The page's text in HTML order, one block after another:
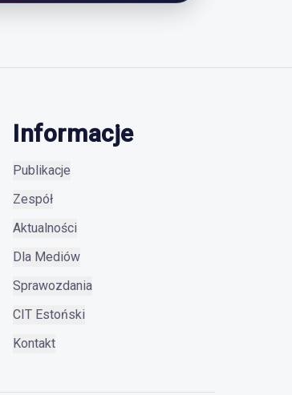
Informacje
Publikacje
Zespół
Aktualności
Dla Mediów
Sprawozdania
CIT Estoński
Kontakt